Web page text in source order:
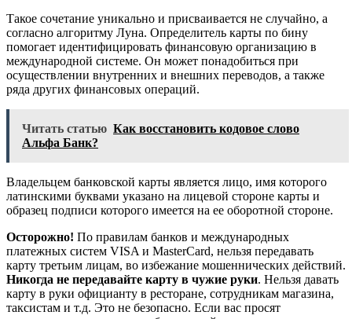
Такое сочетание уникально и присваивается не случайно, а
согласно алгоритму Луна. Определитель карты по бину
помогает идентифицировать финансовую организацию в
международной системе. Он может понадобиться при
осуществлении внутренних и внешних переводов, а также
ряда других финансовых операций.
Читать статью Как восстановить кодовое слово
Альфа Банк?
Владельцем банковской карты является лицо, имя которого
латинскими буквами указано на лицевой стороне карты и
образец подписи которого имеется на ее оборотной стороне.
Осторожно! По правилам банков и международных
платежных систем VISA и MasterCard, нельзя передавать
карту третьим лицам, во избежание мошеннических действий.
Никогда не передавайте карту в чужие руки. Нельзя давать
карту в руки официанту в ресторане, сотрудникам магазина,
таксистам и т.д. Это не безопасно. Если вас просят